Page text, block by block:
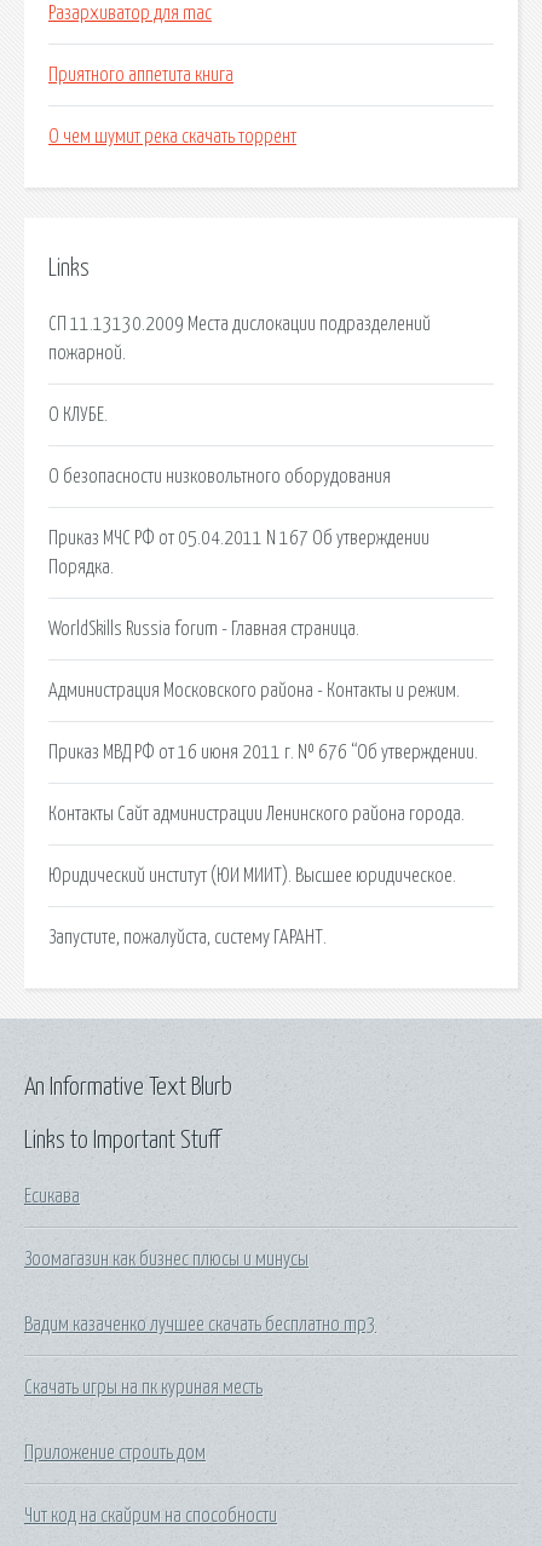
Разархиватор для mac
Приятного аппетита книга
О чем шумит река скачать торрент
Links
СП 11.13130.2009 Места дислокации подразделений
пожарной.
О КЛУБЕ.
О безопасности низковольтного оборудования
Приказ МЧС РФ от 05.04.2011 N 167 Об утверждении
Порядка.
WorldSkills Russia forum - Главная страница.
Администрация Московского района - Контакты и режим.
Приказ МВД РФ от 16 июня 2011 г. № 676 “Об утверждении.
Контакты Сайт администрации Ленинского района города.
Юридический институт (ЮИ МИИТ). Высшее юридическое.
Запустите, пожалуйста, систему ГАРАНТ.
Links to Important Stuff
Есикава
Зоомагазин как бизнес плюсы и минусы
Вадим казаченко лучшее скачать бесплатно mp3
Скачать игры на пк куриная месть
Приложение строить дом
Чит код на скайрим на способности
An Informative Text Blurb